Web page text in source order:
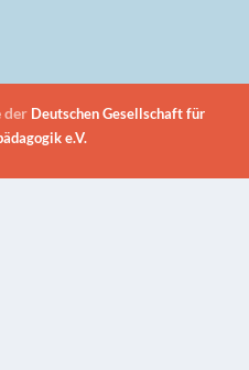
der Deutschen Gesellschaft für
e.V.